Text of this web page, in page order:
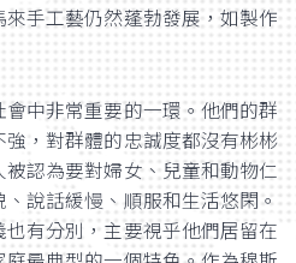
手工藝仍然蓬勃發展，如製作
中非常重要的一環。他們的群
，對群體的忠誠度都沒有彬彬
認為要對婦女、兒童和動物仁
說話緩慢、順服和生活悠閑。
有分別，主要視乎他們居留在